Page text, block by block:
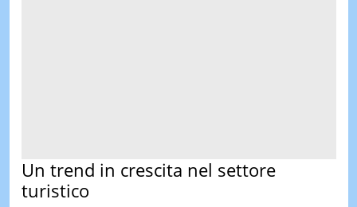
Un trend in crescita nel settore
turistico